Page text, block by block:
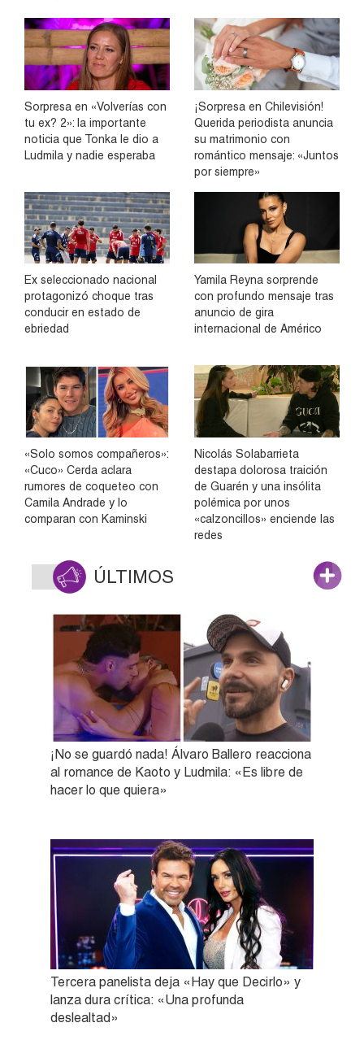
Sorpresa en «Volverías con
tu ex? 2»: la importante
noticia que Tonka le dio a
Ludmila y nadie esperaba
¡Sorpresa en Chilevisión!
Querida periodista anuncia
su matrimonio con
romántico mensaje: «Juntos
por siempre»
Ex seleccionado nacional
protagonizó choque tras
conducir en estado de
ebriedad
Yamila Reyna sorprende
con profundo mensaje tras
anuncio de gira
internacional de Américo
«Solo somos compañeros»:
«Cuco» Cerda aclara
rumores de coqueteo con
Camila Andrade y lo
comparan con Kaminski
Nicolás Solabarrieta
destapa dolorosa traición
de Guarén y una insólita
polémica por unos
«calzoncillos» enciende las
redes
ÚLTIMOS
¡No se guardó nada! Álvaro Ballero reacciona
al romance de Kaoto y Ludmila: «Es libre de
hacer lo que quiera»
Tercera panelista deja «Hay que Decirlo» y
lanza dura crítica: «Una profunda
deslealtad»